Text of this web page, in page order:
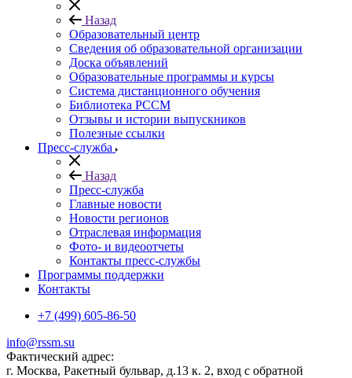
Назад
Образовательный центр
Сведения об образовательной организации
Доска объявлений
Образовательные программы и курсы
Система дистанционного обучения
Библиотека РССМ
Отзывы и истории выпускников
Полезные ссылки
Пресс-служба
Назад
Пресс-служба
Главные новости
Новости регионов
Отраслевая информация
Фото- и видеоотчеты
Контакты пресс-службы
Программы поддержки
Контакты
+7 (499) 605-86-50
info@rssm.su
Фактический адрес:
г. Москва, Ракетный бульвар, д.13 к. 2, вход с обратной